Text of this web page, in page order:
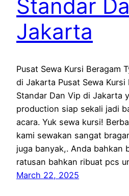
Standar
Jakarta
Pusat Sewa Kursi Beragam
di Jakarta Pusat Sewa Kursi
Standar Dan Vip di Jakarta
production siap sekali jadi
acara. Yuk sewa kursi!
kami sewakan sangat
juga banyak,. Anda bahkan
ratusan bahkan ribuat pcs
March 22, 2025